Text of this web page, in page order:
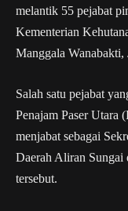
melantik 55 pejabat
Kementerian
Manggala Wanabakti,
Salah satu pejabat
Penajam Paser
menjabat sebagai
Daerah Aliran Sungai
tersebut.